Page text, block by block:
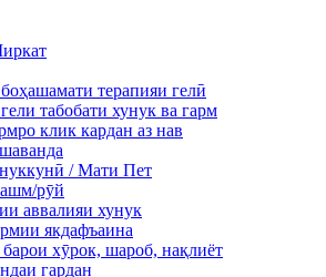
терапияи гелӣ
табобати хунук ва гарм
клик кардан аз нав
/ Мати Пет
рӯй
аввалияи хунук
якдафъаина
барои хӯрок, шароб, нақлиёт
гардан